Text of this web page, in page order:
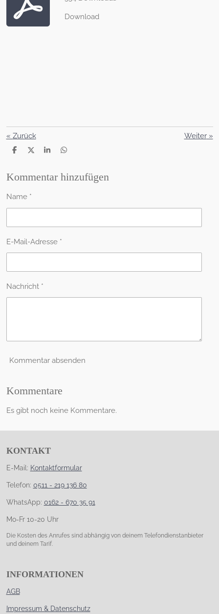
Download
« Zurück Weiter»
T
l
e
T
l
e
T
l
e
T
l
e
Kommentar hinzufügen
Name *
E-Mail-Adresse *
Nachricht *
Kommentar absenden
Kommentare
Es gibt noch keine Kommentare.
KONTAKT
E-Mail: Kontaktformular
Telefon: 0511 - 219 136 80
WhatsApp: 0162 - 670 35 91
Mo-Fr 10-20 Uhr
Die Kosten des Anrufes sind abhängig von deinem Telefondienstanbieter
und deinem Tarif.
INFORMATIONEN
AGB
Impressum & Datenschutz